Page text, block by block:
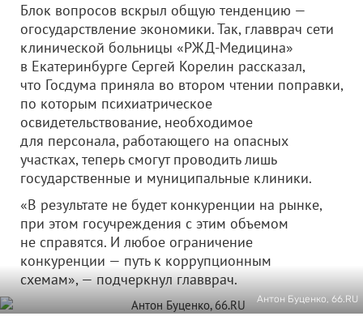
Блок вопросов вскрыл общую тенденцию —
огосударствление экономики. Так, главврач сети
клинической больницы «РЖД-Медицина»
в Екатеринбурге Сергей Корелин рассказал,
что Госдума приняла во втором чтении поправки,
по которым психиатрическое
освидетельствование, необходимое
для персонала, работающего на опасных
участках, теперь смогут проводить лишь
государственные и муниципальные клиники.
«В результате не будет конкуренции на рынке,
при этом госучреждения с этим объемом
не справятся. И любое ограничение
конкуренции — путь к коррупционным
схемам», — подчеркнул главврач.
Антон Буценко, 66.RU